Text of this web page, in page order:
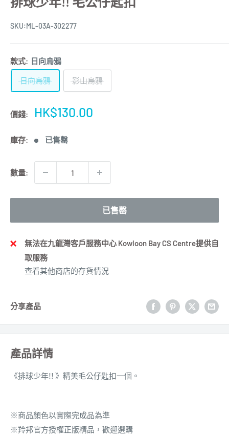
SKU:ML-03A-302277
款式: 日向烏鴉
日向烏鴉 影山烏鴉
價錢:
特
HK$130.00
庫存: 已售罄
數量:
已售罄
無法在九龍灣客戶服務中心 Kowloon Bay CS Centre提供自
取服務
查看其他商店的存貨情況
分享產品
產品詳情
《排球少年!! 》 精美毛公仔匙扣一個。
※商品顏色以實際完成品為準
※羚邦官方授權正版精品，歡迎選購